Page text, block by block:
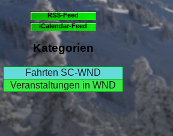
RSS-Feed
iCalendar-Feed
Kategorien
Fahrten SC-WND
Veranstaltungen in WND